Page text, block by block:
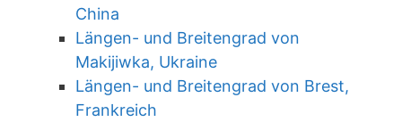
China
Längen- und Breitengrad von
Makijiwka, Ukraine
Längen- und Breitengrad von Brest,
Frankreich